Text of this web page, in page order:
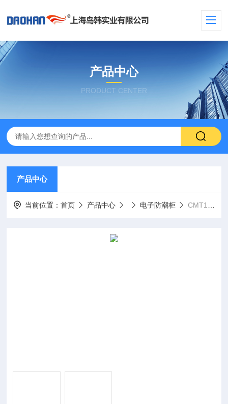
产品中心
PRODUCT CENTER
产品中心
当前位置：首页 产品中心 电子防潮柜 CMT1500(A)电子防潮柜